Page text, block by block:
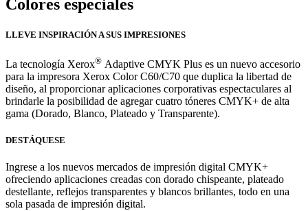
Colores especiales
LLEVE INSPIRACIÓN A SUS IMPRESIONES
La tecnología Xerox® Adaptive CMYK Plus es un nuevo accesorio
para la impresora Xerox Color C60/C70 que duplica la libertad de
diseño, al proporcionar aplicaciones corporativas espectaculares al
brindarle la posibilidad de agregar cuatro tóneres CMYK+ de alta
gama (Dorado, Blanco, Plateado y Transparente).
DESTÁQUESE
Ingrese a los nuevos mercados de impresión digital CMYK+
ofreciendo aplicaciones creadas con dorado chispeante, plateado
destellante, reflejos transparentes y blancos brillantes, todo en una
sola pasada de impresión digital.